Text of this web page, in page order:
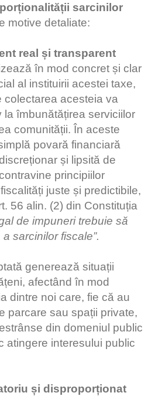
sarcinilor
motive detaliate:
real și transparent
în mod concret și clar
al instituirii acestei taxe,
colectarea acesteia va
la îmbunătățirea serviciilor
comunității. În aceste
povară financiară
și lipsită de
principiilor
juste și predictibile,
56 alin. (2) din Constituția
de impuneri trebuie să
sarcinilor fiscale”.
generează situații
afectând în mod
dintre noi care, fie că au
parcare sau spații private,
din domeniul public
atingere interesului public
și disproporționat